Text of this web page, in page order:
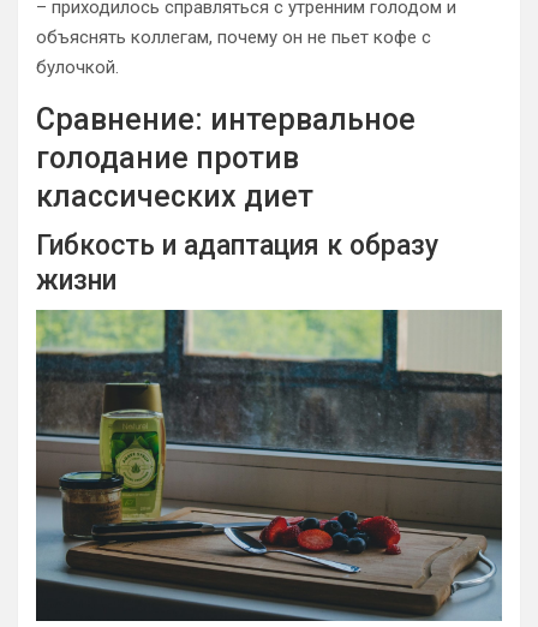
– приходилось справляться с утренним голодом и
объяснять коллегам, почему он не пьет кофе с
булочкой.
Сравнение: интервальное
голодание против
классических диет
Гибкость и адаптация к образу
жизни